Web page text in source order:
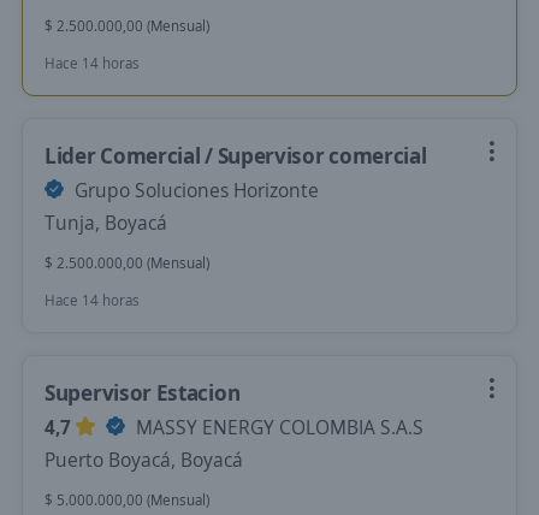
$ 2.500.000,00 (Mensual)
Hace 14 horas
Lider Comercial / Supervisor comercial
Grupo Soluciones Horizonte
Tunja, Boyacá
$ 2.500.000,00 (Mensual)
Hace 14 horas
Supervisor Estacion
4,7
MASSY ENERGY COLOMBIA S.A.S
Puerto Boyacá, Boyacá
$ 5.000.000,00 (Mensual)